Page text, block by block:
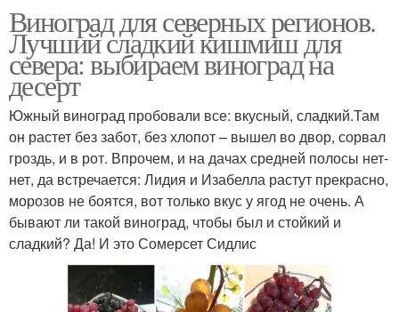
Виноград для северных регионов.
Лучший сладкий кишмиш для
севера: выбираем виноград на
десерт
Южный виноград пробовали все: вкусный, сладкий.Там
он растет без забот, без хлопот – вышел во двор, сорвал
гроздь, и в рот. Впрочем, и на дачах средней полосы нет-
нет, да встречается: Лидия и Изабелла растут прекрасно,
морозов не боятся, вот только вкус у ягод не очень. А
бывают ли такой виноград, чтобы был и стойкий и
сладкий? Да! И это Сомерсет Сидлис